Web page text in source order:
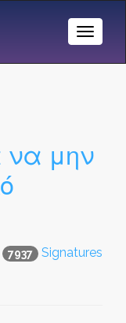
Toggle
μην
7937 Signatures